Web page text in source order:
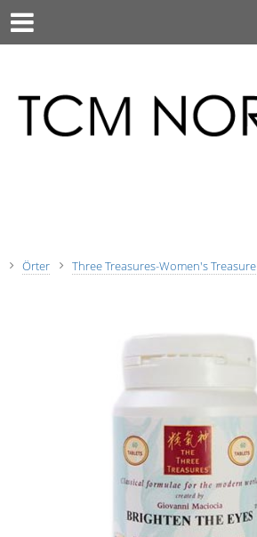
Örter Three Treasures-Women's Treasure